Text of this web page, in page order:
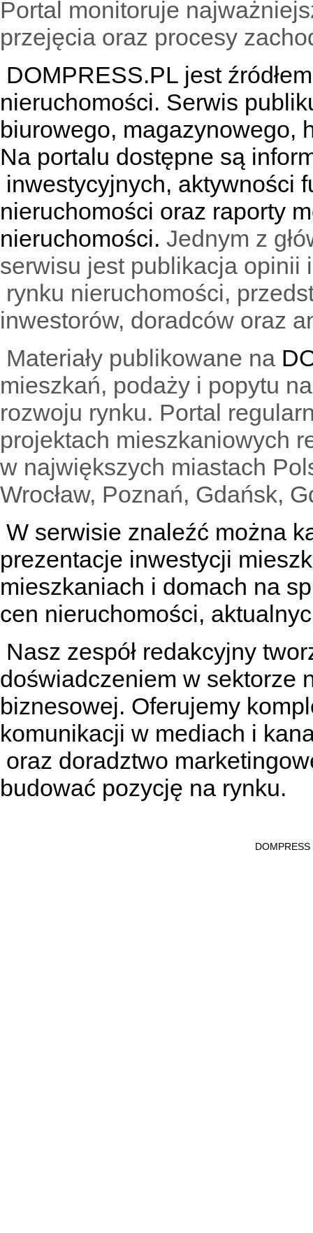
Portal monitoruje
przejęcia oraz procesy
DOMPRESS.PL jest
nieruchomości. Serwis
biurowego, magazynowego,
Na portalu dostępne są
inwestycyjnych, aktywności
nieruchomości oraz raporty
nieruchomości. Jednym z
serwisu jest publikacja
rynku nieruchomości,
inwestorów, doradców oraz
Materiały publikowane na
mieszkań, podaży i popytu
rozwoju rynku. Portal
projektach mieszkaniowych
w największych miastach
Wrocław, Poznań, Gdańsk,
W serwisie znaleźć można
prezentacje inwestycji
mieszkaniach i domach na
cen nieruchomości,
Nasz zespół redakcyjny
doświadczeniem w sektorze
biznesowej. Oferujemy
komunikacji w mediach i
oraz doradztwo
budować pozycję na rynku.